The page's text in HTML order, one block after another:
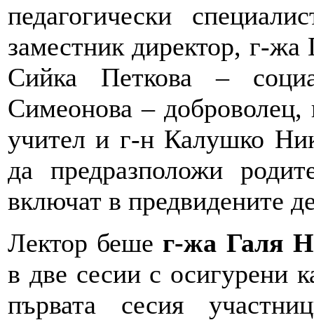
педагогически
заместник директор, г-жа
Сийка Петкова –
Симеонова –
учител и г-н Калушко
да предразположи
включат в предвидените
Лектор беше г-жа Галя
в две сесии с осигурени
първата сесия